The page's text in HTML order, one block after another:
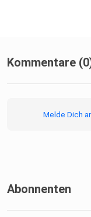
Kommentare
Melde Dich
Abonnenten